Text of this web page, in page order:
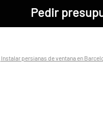
Pedir
Instalar persianas de ventana en